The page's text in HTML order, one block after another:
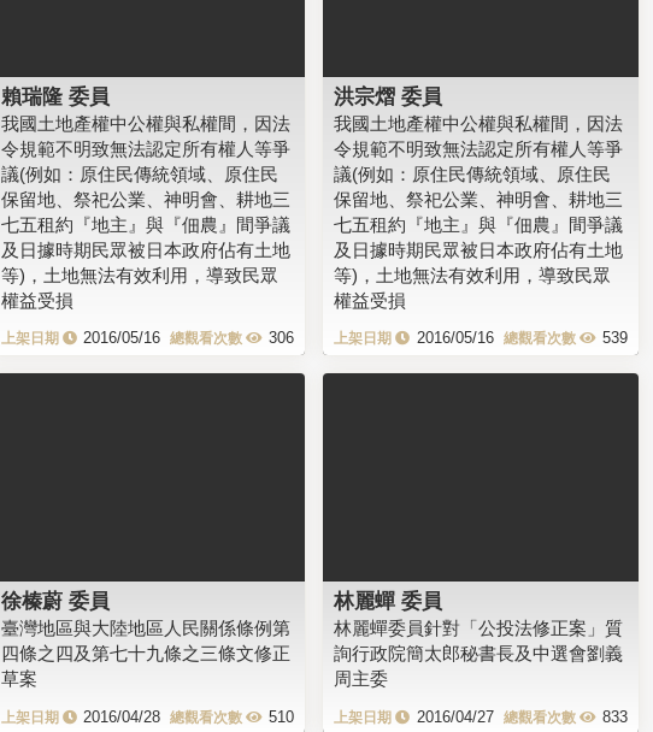
賴瑞隆 委員
我國土地產權中公權與私權間，因法
令規範不明致無法認定所有權人等爭
議(例如：原住民傳統領域、原住民
保留地、祭祀公業、神明會、耕地三
七五租約『地主』與『佃農』間爭議
及日據時期民眾被日本政府佔有土地
等)，土地無法有效利用，導致民眾
權益受損
2016/05/16 306
洪宗熠 委員
我國土地產權中公權與私權間，因法
令規範不明致無法認定所有權人等爭
議(例如：原住民傳統領域、原住民
保留地、祭祀公業、神明會、耕地三
七五租約『地主』與『佃農』間爭議
及日據時期民眾被日本政府佔有土地
等)，土地無法有效利用，導致民眾
權益受損
2016/05/16 539
徐榛蔚 委員
臺灣地區與大陸地區人民關係條例第
四條之四及第七十九條之三條文修正
草案
2016/04/28 510
林麗蟬 委員
林麗蟬委員針對「公投法修正案」質
詢行政院簡太郎秘書長及中選會劉義
周主委
2016/04/27 833